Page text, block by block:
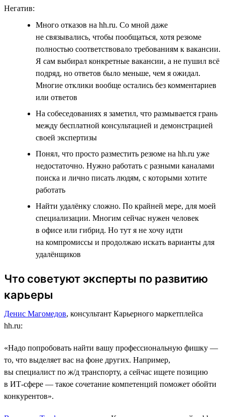
Негатив:
Много отказов на hh.ru. Со мной даже
не связывались, чтобы пообщаться, хотя резюме
полностью соответствовало требованиям к вакансии.
Я сам выбирал конкретные вакансии, а не пушил всё
подряд, но ответов было меньше, чем я ожидал.
Многие отклики вообще остались без комментариев
или ответов
На собеседованиях я заметил, что размывается грань
между бесплатной консультацией и демонстрацией
своей экспертизы
Понял, что просто разместить резюме на hh.ru уже
недостаточно. Нужно работать с разными каналами
поиска и лично писать людям, с которыми хотите
работать
Найти удалёнку сложно. По крайней мере, для моей
специализации. Многим сейчас нужен человек
в офисе или гибрид. Но тут я не хочу идти
на компромиссы и продолжаю искать варианты для
удалёнщиков
Что советуют эксперты по развитию
карьеры
Денис Магомедов, консультант Карьерного маркетплейса
hh.ru:
«Надо попробовать найти вашу профессиональную фишку ―
то, что выделяет вас на фоне других. Например,
вы специалист по ж/д транспорту, а сейчас ищете позицию
в ИТ-сфере ― такое сочетание компетенций поможет обойти
конкурентов».